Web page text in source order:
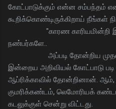
கோட்பாடுக்கும் என்ன சம்பந்தம்
கூறிக்கொண்டிருக்கிறாய் நீங்கள்
"காரண காரியமின்றி
நண்பர்களே..
அப்படி தோன்றிய முதல்
இன்றைய அறிவியல் கோட்பாடு
ஆப்ரிக்காவில் தோன்றினான்.
குமரிக்கண்டம், லெமோரியக்
கடலுக்குள் சென்று விட்டது.